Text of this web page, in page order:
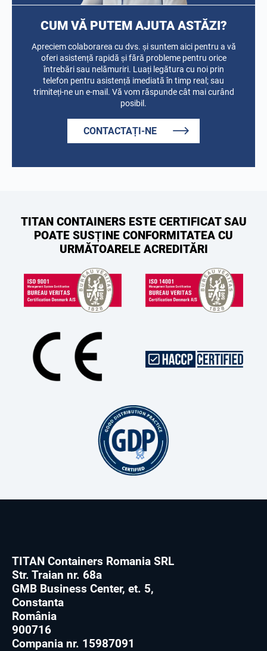
CUM VĂ PUTEM AJUTA ASTĂZI?
Apreciem colaborarea cu dvs. și suntem aici pentru a vă
oferi asistență rapidă și fără probleme pentru orice
întrebări sau nelămuriri. Luați legătura cu noi prin
telefon pentru asistență imediată în timp real; sau
trimiteți-ne un e-mail. Vă vom răspunde cât mai curând
posibil.
CONTACTAȚI-NE
TITAN CONTAINERS ESTE CERTIFICAT SAU
POATE SUSȚINE CONFORMITATEA CU
URMĂTOARELE ACREDITĂRI
TITAN Containers Romania SRL
Str. Traian nr. 68a
GMB Business Center, et. 5,
Constanta
România
900716
Compania nr. 15987091